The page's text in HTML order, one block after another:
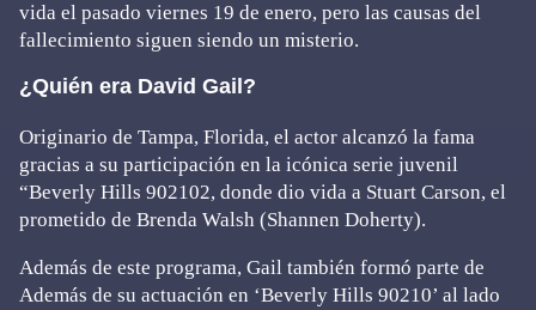
vida el pasado viernes 19 de enero, pero las causas del
fallecimiento siguen siendo un misterio.
¿Quién era David Gail?
Originario de Tampa, Florida, el actor alcanzó la fama
gracias a su participación en la icónica serie juvenil
“Beverly Hills 902102, donde dio vida a Stuart Carson, el
prometido de Brenda Walsh (Shannen Doherty).
Además de este programa, Gail también formó parte de
Además de su actuación en ‘Beverly Hills 90210’ al lado